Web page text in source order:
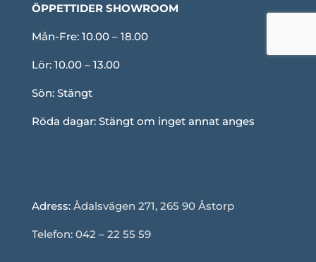
ÖPPETTIDER SHOWROOM
Mån-Fre: 10.00 – 18.00
Lör: 10.00 – 13.00
Sön: Stängt
Röda dagar: Stängt om inget annat anges
Adress: Ådalsvägen 271, 265 90 Åstorp
Telefon: 042 – 22 55 59